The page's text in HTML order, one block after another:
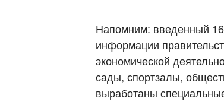
Напомним: введенный
информации
экономической
сады, спортзалы,
выработаны